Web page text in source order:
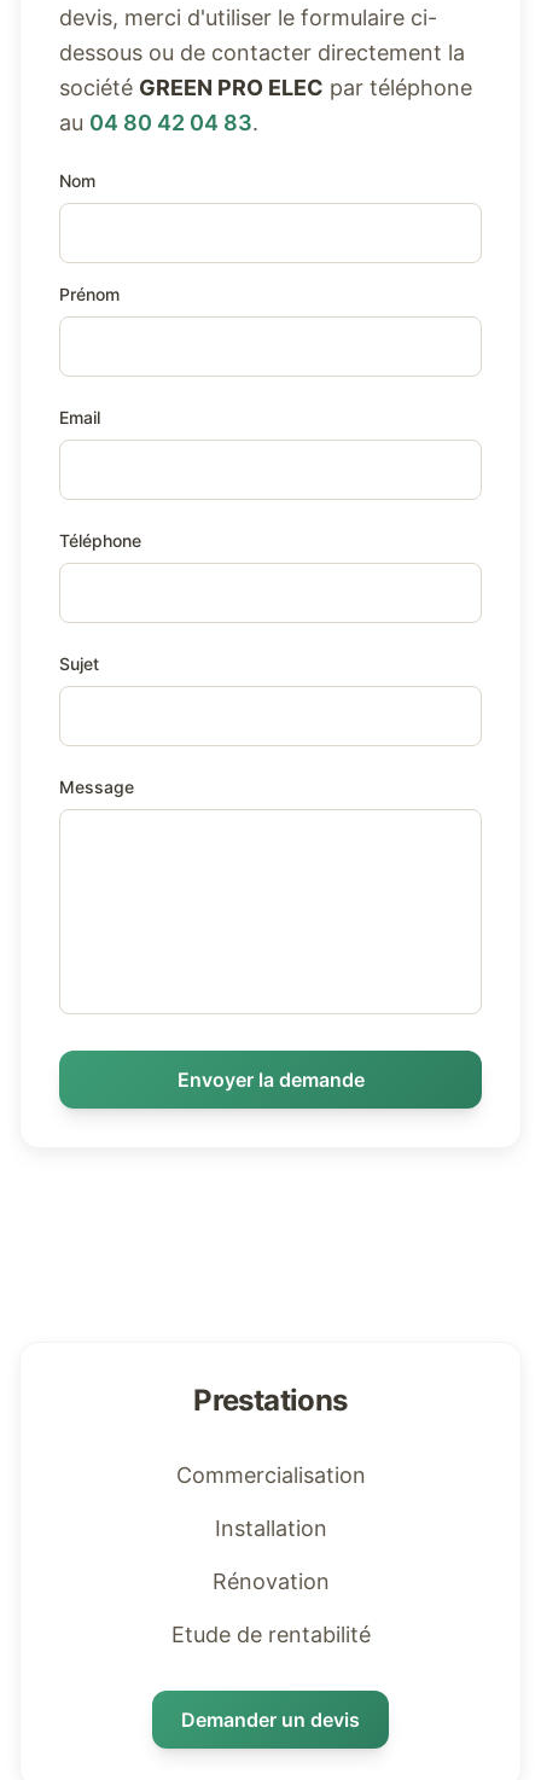
devis, merci d'utiliser le formulaire ci-
dessous ou de contacter directement la
société GREEN PRO ELEC par téléphone
au 04 80 42 04 83.
Nom
Prénom
Email
Téléphone
Sujet
Message
Envoyer la demande
Prestations
Commercialisation
Installation
Rénovation
Etude de rentabilité
Demander un devis